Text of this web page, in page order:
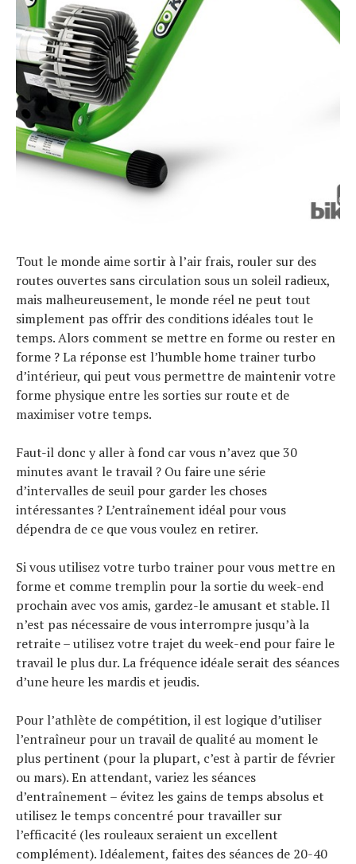
Tout le monde aime sortir à l’air frais, rouler sur des
routes ouvertes sans circulation sous un soleil radieux,
mais malheureusement, le monde réel ne peut tout
simplement pas offrir des conditions idéales tout le
temps. Alors comment se mettre en forme ou rester en
forme ? La réponse est l’humble home trainer turbo
d’intérieur, qui peut vous permettre de maintenir votre
forme physique entre les sorties sur route et de
maximiser votre temps.
Faut-il donc y aller à fond car vous n’avez que 30
minutes avant le travail ? Ou faire une série
d’intervalles de seuil pour garder les choses
intéressantes ? L’entraînement idéal pour vous
dépendra de ce que vous voulez en retirer.
Si vous utilisez votre turbo trainer pour vous mettre en
forme et comme tremplin pour la sortie du week-end
prochain avec vos amis, gardez-le amusant et stable. Il
n’est pas nécessaire de vous interrompre jusqu’à la
retraite – utilisez votre trajet du week-end pour faire le
travail le plus dur. La fréquence idéale serait des séances
d’une heure les mardis et jeudis.
Pour l’athlète de compétition, il est logique d’utiliser
l’entraîneur pour un travail de qualité au moment le
plus pertinent (pour la plupart, c’est à partir de février
ou mars). En attendant, variez les séances
d’entraînement – évitez les gains de temps absolus et
utilisez le temps concentré pour travailler sur
l’efficacité (les rouleaux seraient un excellent
complément). Idéalement, faites des séances de 20-40
Technologies
Tests de produits
Conseils
Tendances
Tous nos articles
À propos